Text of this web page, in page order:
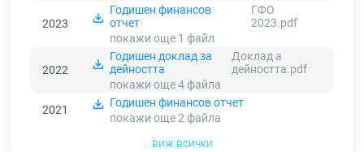
2023
Годишен финансов
отчет
ГФО
2023.pdf
покажи още 1 файл
2022
Годишен доклад за
дейността
Доклад а
дейността.pdf
покажи още 4файла
2021
Годишен финансов отчет
покажи още 2файла
виж всички